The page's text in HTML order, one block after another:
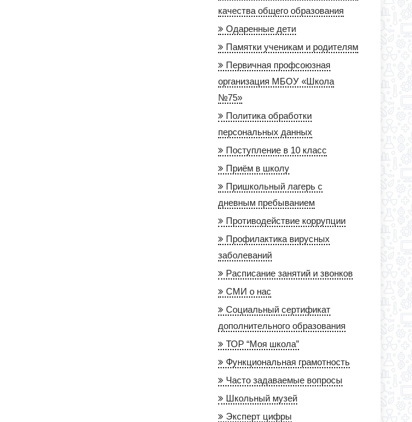
качества общего образования
Одаренные дети
Памятки ученикам и родителям
Первичная профсоюзная
организация МБОУ «Школа
№75»
Политика обработки
персональных данных
Поступление в 10 класс
Приём в школу
Пришкольный лагерь с
дневным пребыванием
Противодействие коррупции
Профилактика вирусных
заболеваний
Расписание занятий и звонков
СМИ о нас
Социальный сертификат
дополнительного образования
ТОР “Моя школа”
Функциональная грамотность
Часто задаваемые вопросы
Школьный музей
Эксперт цифры